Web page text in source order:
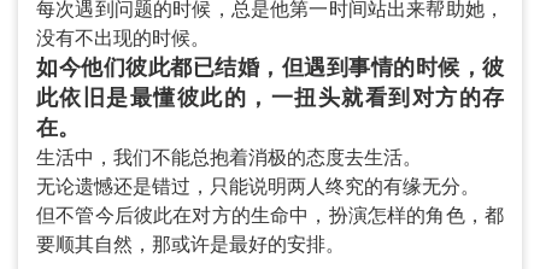
每次遇到问题的时候，总是他第一时间站出来帮助她，
没有不出现的时候。
如今他们彼此都已结婚，但遇到事情的时候，彼
此依旧是最懂彼此的，一扭头就看到对方的存
在。
生活中，我们不能总抱着消极的态度去生活。
无论遗憾还是错过，只能说明两人终究的有缘无分。
但不管今后彼此在对方的生命中，扮演怎样的角色，都
要顺其自然，那或许是最好的安排。